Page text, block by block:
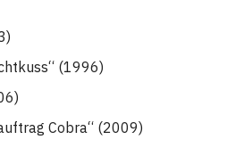
(1996)
Cobra“ (2009)